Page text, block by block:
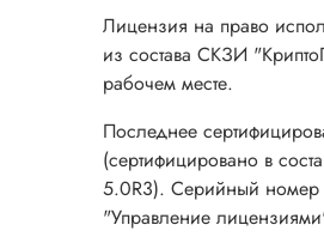
Лицензия на право
из состава СКЗИ
рабочем месте.
Последнее
(сертифицировано в
5.0R3). Серийный номер
"Управление